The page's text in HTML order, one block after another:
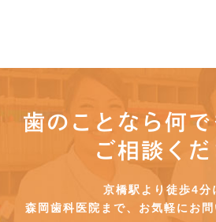
歯のことなら何で
ご相談く
京橋駅より徒歩4分
森岡歯科医院まで、お気軽にお問